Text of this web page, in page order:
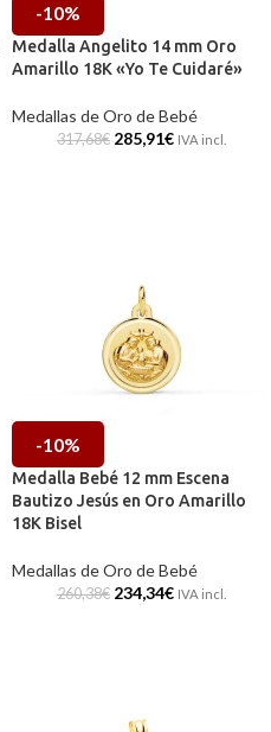
-10%
Medalla Angelito 14 mm Oro
Amarillo 18K «Yo Te Cuidaré»
Medallas de Oro de Bebé
317,68€ 285,91€ IVA incl.
-10%
Medalla Bebé 12 mm Escena
Bautizo Jesús en Oro Amarillo
18K Bisel
Medallas de Oro de Bebé
260,38€ 234,34€ IVA incl.